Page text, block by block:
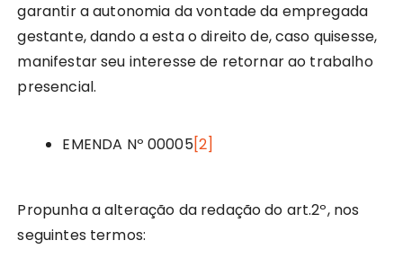
garantir a autonomia da vontade da empregada
gestante, dando a esta o direito de, caso quisesse,
manifestar seu interesse de retornar ao trabalho
presencial.
EMENDA Nº 00005[2]
Propunha a alteração da redação do art.2º, nos
seguintes termos: